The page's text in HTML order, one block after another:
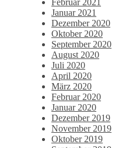
Januar 2021
Dezember 2020
Oktober 2020
September 2020
August 2020
Juli 2020
April 2020
März 2020
Februar 2020
Januar 2020
Dezember 2019
November 2019
Oktober 2019